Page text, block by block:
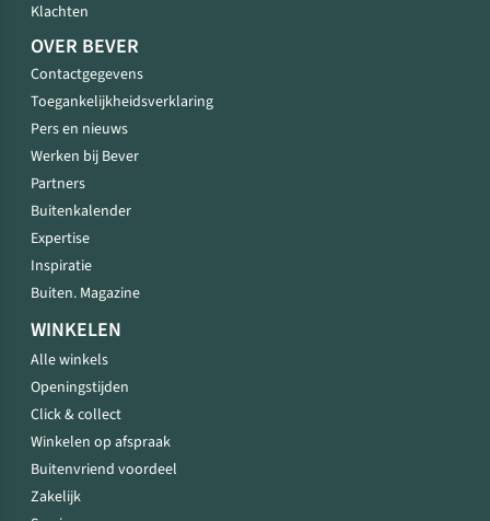
Klachten
OVER BEVER
Contactgegevens
Toegankelijkheidsverklaring
Pers en nieuws
Werken bij Bever
Partners
Buitenkalender
Expertise
Inspiratie
Buiten. Magazine
WINKELEN
Alle winkels
Openingstijden
Click & collect
Winkelen op afspraak
Buitenvriend voordeel
Zakelijk